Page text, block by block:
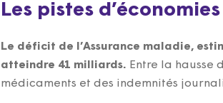
Les pistes
Le déficit de l’Assurance maladie,
atteindre 41 milliards. Entre la hausse
médicaments et des indemnités